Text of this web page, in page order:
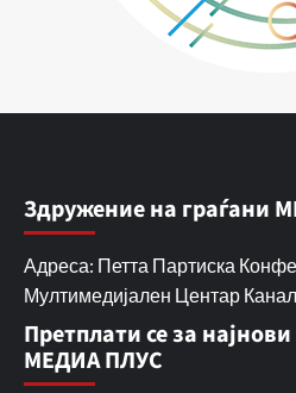
Здружение на граѓани
Адреса: Петта Партиска
Мултимедијален Центар Канал
Претплати се за
МЕДИА ПЛУС